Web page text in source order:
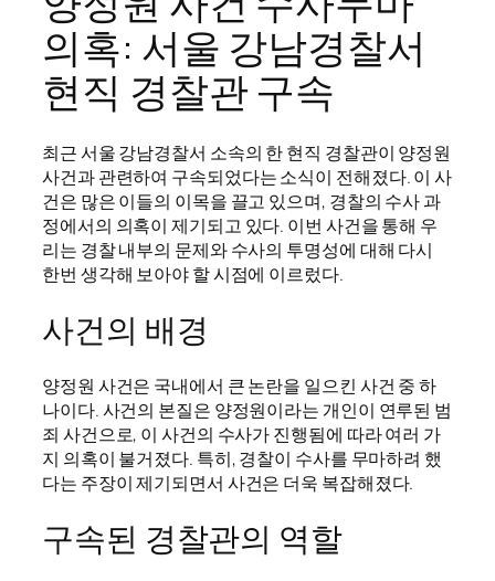
의혹: 서울 강남경찰서
현직 경찰관 구속
최근 서울 강남경찰서 소속의 한 현직 경찰관이 양정원
사건과 관련하여 구속되었다는 소식이 전해졌다. 이 사
건은 많은 이들의 이목을 끌고 있으며, 경찰의 수사 과
정에서의 의혹이 제기되고 있다. 이번 사건을 통해 우
리는 경찰 내부의 문제와 수사의 투명성에 대해 다시
한번 생각해 보아야 할 시점에 이르렀다.
사건의 배경
양정원 사건은 국내에서 큰 논란을 일으킨 사건 중 하
나이다. 사건의 본질은 양정원이라는 개인이 연루된 범
죄 사건으로, 이 사건의 수사가 진행됨에 따라 여러 가
지 의혹이 불거졌다. 특히, 경찰이 수사를 무마하려 했
다는 주장이 제기되면서 사건은 더욱 복잡해졌다.
구속된 경찰관의 역할